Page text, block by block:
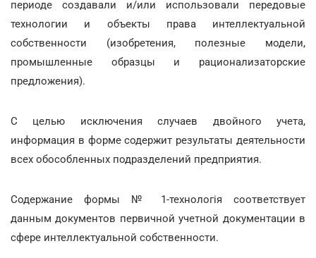
периоде создавали и/или использовали передовые
технологии и объекты права интеллектуальной
собственности (изобретения, полезные модели,
промышленные образцы и рационализаторские
предложения).
С целью исключения случаев двойного учета,
информация в форме содержит результаты деятельности
всех обособленных подразделений предприятия.
Содержание формы № 1-технологія соответствует
данным документов первичной учетной документации в
сфере интеллектуальной собственности.